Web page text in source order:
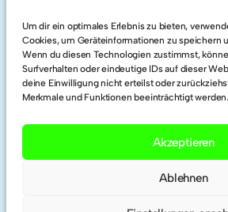
Um dir ein optimales Erlebnis zu bieten,
Cookies, um Geräteinformationen zu speichern
Wenn du diesen Technologien zustimmst,
Surfverhalten oder eindeutige IDs auf dieser
deine Einwilligung nicht erteilst oder
Merkmale und Funktionen beeinträchtigt werden.
Akzeptieren
Ablehnen
Twitter
Researchgate